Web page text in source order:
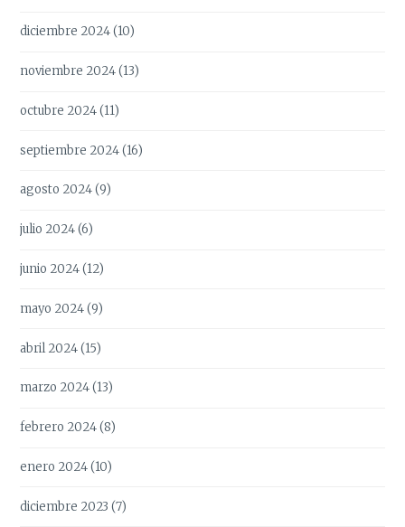
diciembre 2024(10)
noviembre 2024(13)
octubre 2024(11)
septiembre 2024(16)
agosto 2024(9)
julio 2024(6)
junio 2024(12)
mayo 2024(9)
abril 2024(15)
marzo 2024(13)
febrero 2024(8)
enero 2024(10)
diciembre 2023 (7)